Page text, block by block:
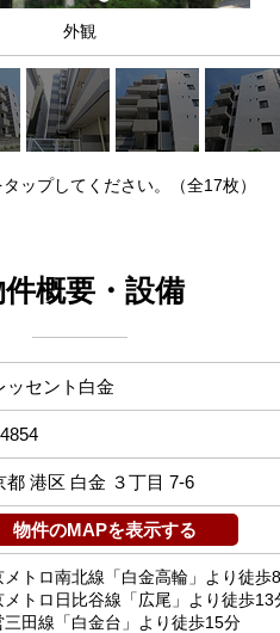
外観
ップしてください。（全17枚）
概要・設備
ッセント白金
都 港区 白金 ３丁目 7-6
物件のMAPを表示する
メトロ南北線「白金高輪」より徒歩
メトロ日比谷線「広尾」より徒歩13
三田線「白金台」より徒歩15分